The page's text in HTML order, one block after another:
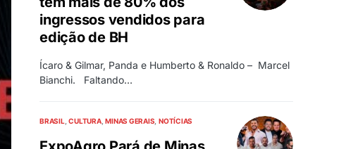
ingressos vendidos para
edição de BH
Ícaro & Gilmar, Panda e Humberto & Ronaldo – Marcel
Bianchi. Faltando…
BRASIL CULTURA MINAS GERAIS NOTÍCIAS